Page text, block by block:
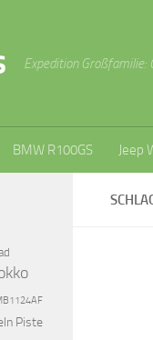
Expedition Großfamilie:
BMW R100GS Jeep
Piste